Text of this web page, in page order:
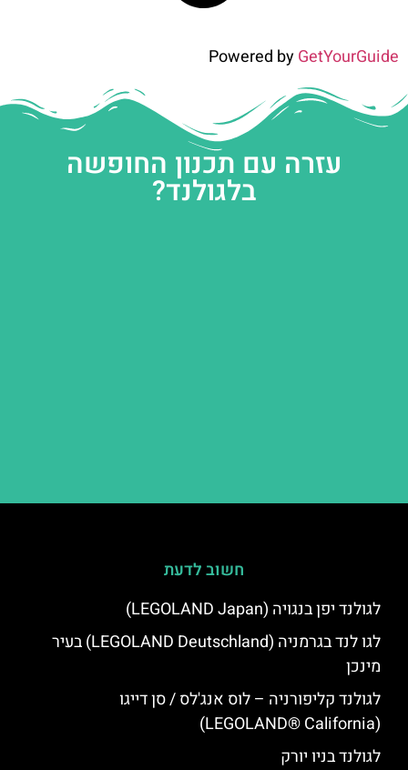
Powered byGetYourGuide
עזרה עם תכנון החופשה
בלגולנד?
חשוב לדעת
לגולנד יפן בנגויה (LEGOLAND Japan)
לגו לנד בגרמניה (LEGOLAND Deutschland) בעיר
מינכן
לגולנד קליפורניה – לוס אנג'לס / סן דייגו
(LEGOLAND® California)
לגולנד בניו יורק